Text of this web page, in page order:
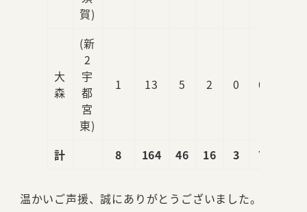
賀)
大
森
(新
2
宇
都
宮
東)
1 13 5 2 0 0
計 8 164 46 16 3 7
温かいご声援、誠にありがとうございました。